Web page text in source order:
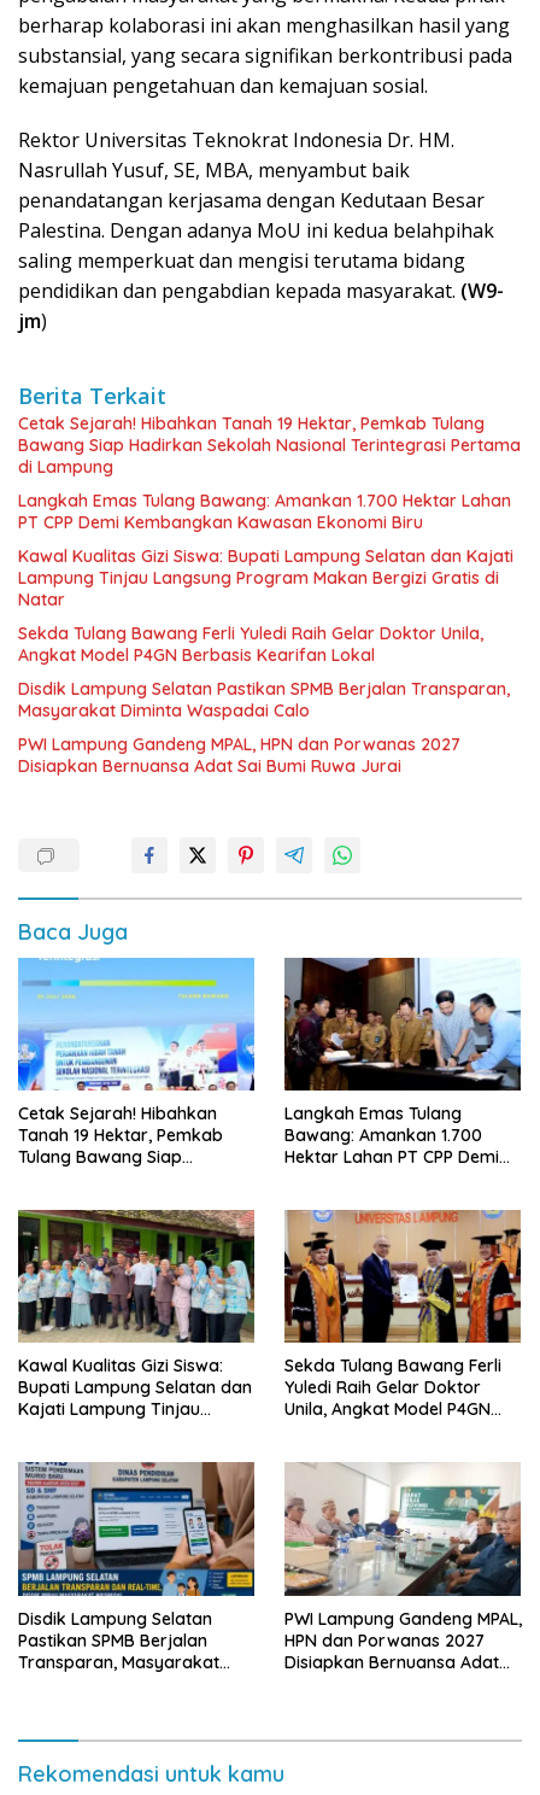
berharap kolaborasi ini akan menghasilkan hasil yang
substansial, yang secara signifikan berkontribusi pada
kemajuan pengetahuan dan kemajuan sosial.
Rektor Universitas Teknokrat Indonesia Dr. HM.
Nasrullah Yusuf, SE, MBA, menyambut baik
penandatangan kerjasama dengan Kedutaan Besar
Palestina. Dengan adanya MoU ini kedua belahpihak
saling memperkuat dan mengisi terutama bidang
pendidikan dan pengabdian kepada masyarakat. (W9-
jm)
Berita Terkait
Cetak Sejarah! Hibahkan Tanah 19 Hektar, Pemkab Tulang
Bawang Siap Hadirkan Sekolah Nasional Terintegrasi Pertama
di Lampung
Langkah Emas Tulang Bawang: Amankan 1.700 Hektar Lahan
PT CPP Demi Kembangkan Kawasan Ekonomi Biru
Kawal Kualitas Gizi Siswa: Bupati Lampung Selatan dan Kajati
Lampung Tinjau Langsung Program Makan Bergizi Gratis di
Natar
Sekda Tulang Bawang Ferli Yuledi Raih Gelar Doktor Unila,
Angkat Model P4GN Berbasis Kearifan Lokal
Disdik Lampung Selatan Pastikan SPMB Berjalan Transparan,
Masyarakat Diminta Waspadai Calo
PWI Lampung Gandeng MPAL, HPN dan Porwanas 2027
Disiapkan Bernuansa Adat Sai Bumi Ruwa Jurai
Baca Juga
Cetak Sejarah! Hibahkan
Tanah 19 Hektar, Pemkab
Tulang Bawang Siap
Lampung
Langkah Emas Tulang
Bawang: Amankan 1.700
Hektar Lahan PT CPP Demi
Kawal Kualitas Gizi Siswa:
Bupati Lampung Selatan dan
Kajati Lampung Tinjau
Sekda Tulang Bawang Ferli
Yuledi Raih Gelar Doktor
Unila, Angkat Model P4GN
Disdik Lampung Selatan
Pastikan SPMB Berjalan
Transparan, Masyarakat
PWI Lampung Gandeng MPAL,
HPN dan Porwanas 2027
Disiapkan Bernuansa Adat
Rekomendasi untuk kamu